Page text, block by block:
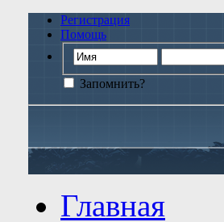
Регистрация
Помощь
Запомнить?
Главная